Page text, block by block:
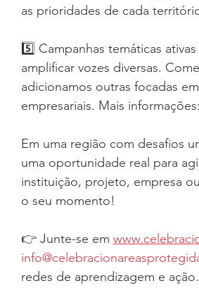
as prioridades de cada
5️⃣ Campanhas temáticas
amplificar vozes diversas.
adicionamos outras focadas
empresariais. Mais
Em uma região com desafios
uma oportunidade real para
instituição, projeto, empresa
o seu momento!
👉 Junte-se em
redes de aprendizagem e ação.